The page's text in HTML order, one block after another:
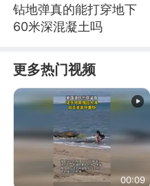
钻地弹真的能打穿地下
60米深混凝土吗
更多热门视频
00:09